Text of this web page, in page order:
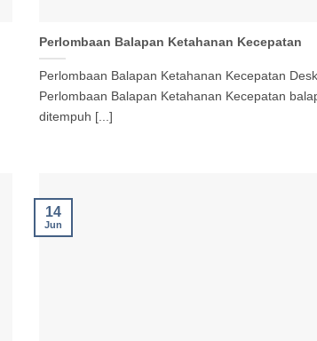
Perlombaan Balapan Ketahanan Kecepatan
Perlombaan Balapan Ketahanan Kecepatan
Perlombaan Balapan Ketahanan Kecepatan
ditempuh [...]
14
Jun